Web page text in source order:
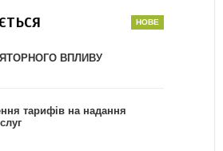
ВПЛИВУ
тарифів на надання